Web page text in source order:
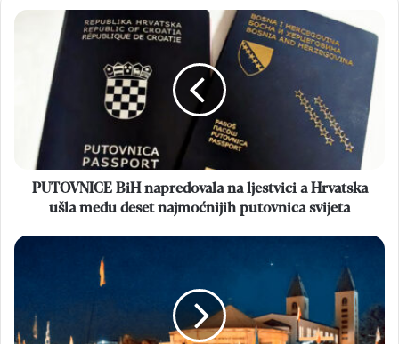
PUTOVNICE
napredovala
ljestvici
Hrvatska
među
deset
najmoćnijih
svijeta
PUTOVNICE BiH napredovala na ljestvici a Hrvatska
ušla među deset najmoćnijih putovnica svijeta
MEĐUGORJE
Tisuće
mladih